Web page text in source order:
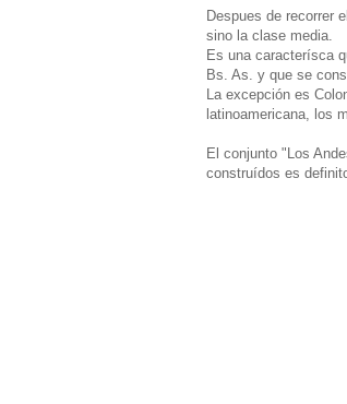
Despues de recorrer
sino la clase media.
Es una caracterísca
Bs. As. y que se
La excepción es
latinoamericana, los
El conjunto "Los
construídos es